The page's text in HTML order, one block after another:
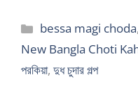
Categories
bessa magi choda,
New Bangla Choti
পরকিয়া, দুধ চুদার গল্প